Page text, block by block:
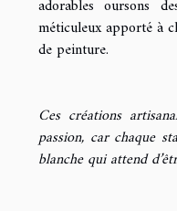
adorables oursons
méticuleux apporté à
de peinture.
Ces créations
passion, car chaque
blanche qui attend